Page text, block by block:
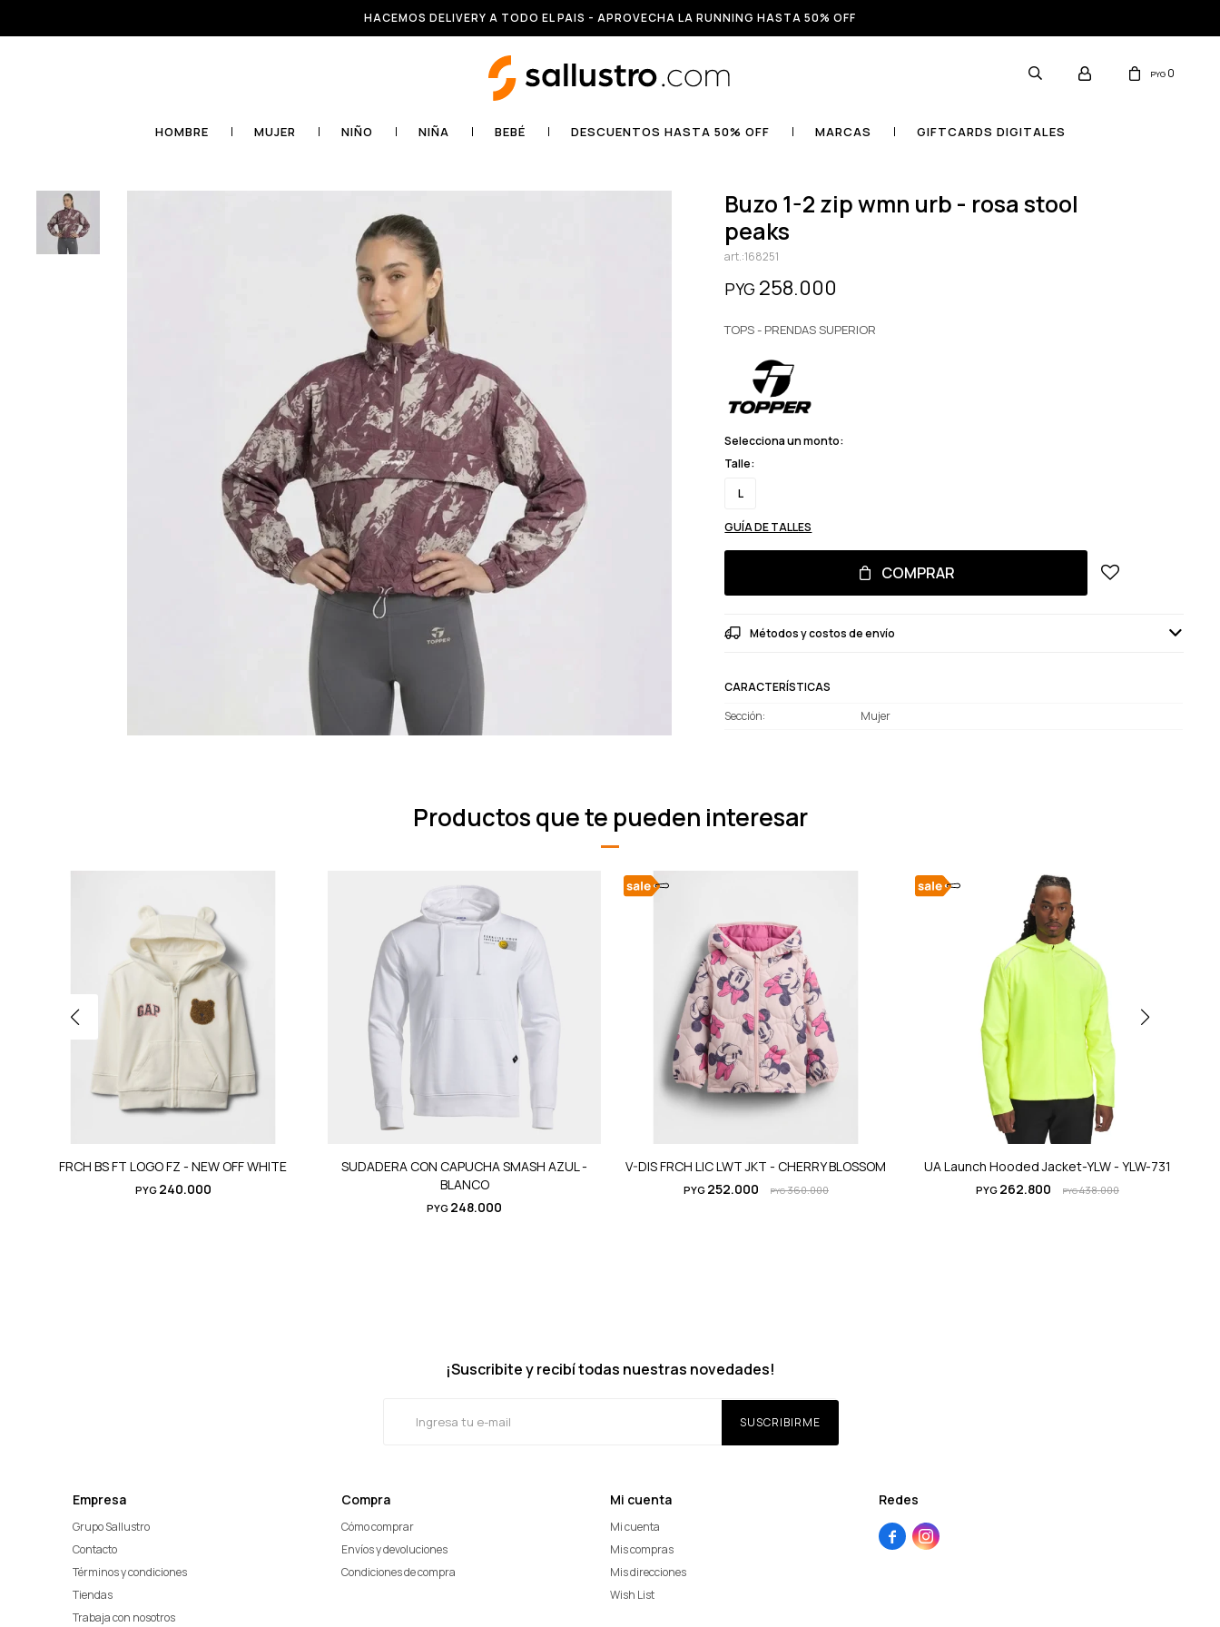
HACEMOS DELIVERY A TODO EL PAIS - APROVECHA LA RUNNING HASTA 50% OFF
HOMBRE MUJER NIÑO NIÑA BEBÉ DESCUENTOS HASTA 50% OFF MARCAS GIFTCARDS DIGITALES
PYG 0
buzo 1-2 zip wmn urb - rosa stool
peaks
168251
PYG 258.000
TOPS - PRENDAS SUPERIOR
Selecciona un monto:
Talle:
L
GUÍA DE TALLES
COMPRAR
Métodos y costos de envío
CARACTERÍSTICAS
Sección
Mujer
Productos que te pueden interesar
FRCH BS FT LOGO FZ - NEW OFF WHITE
PYG 240.000
SUDADERA CON CAPUCHA SMASH AZUL -
BLANCO
PYG 248.000
V-DIS FRCH LIC LWT JKT - CHERRY BLOSSOM
PYG 252.000 PYG360.000
UA Launch Hooded Jacket-YLW - YLW-731
PYG 262.800 PYG438.000
Empresa
Grupo Sallustro
Contacto
Términos y condiciones
Tiendas
Trabaja con nosotros
Compra
Cómo comprar
Envíos y devoluciones
Condiciones de compra
Mi cuenta
Mi cuenta
Mis compras
Mis direcciones
Wish List
Redes
 
¡Suscribite y recibí todas nuestras novedades!
SUSCRIBIRME